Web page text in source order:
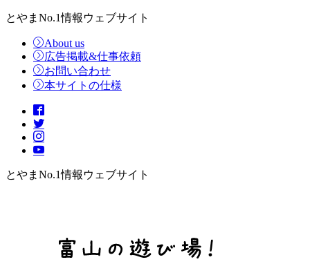
とやまNo.1情報ウェブサイト
About us
広告掲載&仕事依頼
お問い合わせ
本サイトの仕様
とやまNo.1情報ウェブサイト